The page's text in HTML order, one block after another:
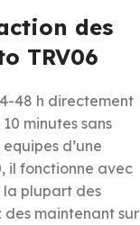
des
TRV06
48 h directement
minutes sans
d’une
il fonctionne avec
la plupart des
maintenant sur